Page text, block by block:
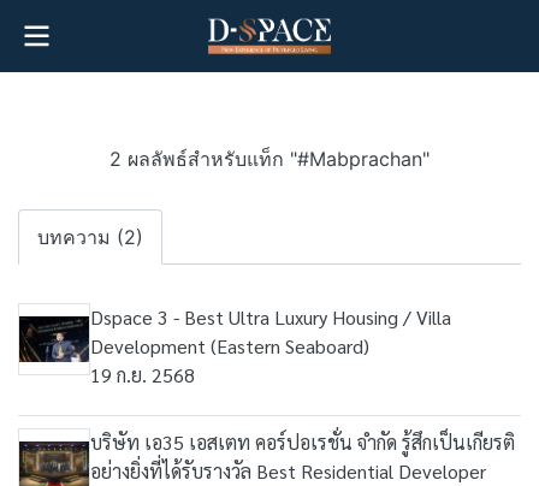
2 ผลลัพธ์สำหรับแท็ก "#Mabprachan"
บทความ (2)
Dspace 3 - Best Ultra Luxury Housing / Villa
Development (Eastern Seaboard)
19 ก.ย. 2568
บริษัท เอ35 เอสเตท คอร์ปอเรชั่น จำกัด รู้สึกเป็นเกียรติ
อย่างยิ่งที่ได้รับรางวัล Best Residential Developer